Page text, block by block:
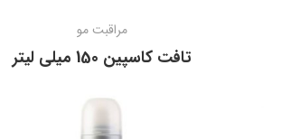
مراقبت مو
تافت كاسپين 150 میلی لیتر